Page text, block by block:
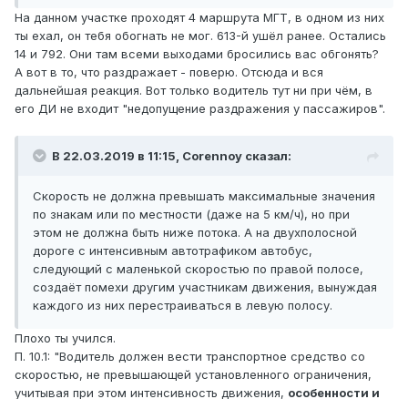
На данном участке проходят 4 маршрута МГТ, в одном из них
ты ехал, он тебя обогнать не мог. 613-й ушёл ранее. Остались
14 и 792. Они там всеми выходами бросились вас обгонять?
А вот в то, что раздражает - поверю. Отсюда и вся
дальнейшая реакция. Вот только водитель тут ни при чём, в
его ДИ не входит "недопущение раздражения у пассажиров".
В 22.03.2019 в 11:15, Corennoy сказал:
Скорость не должна превышать максимальные значения
по знакам или по местности (даже на 5 км/ч), но при
этом не должна быть ниже потока. А на двухполосной
дороге с интенсивным автотрафиком автобус,
следующий с маленькой скоростью по правой полосе,
создаёт помехи другим участникам движения, вынуждая
каждого из них перестраиваться в левую полосу.
Плохо ты учился.
П. 10.1: "Водитель должен вести транспортное средство со
скоростью, не превышающей установленного ограничения,
учитывая при этом интенсивность движения, особенности и